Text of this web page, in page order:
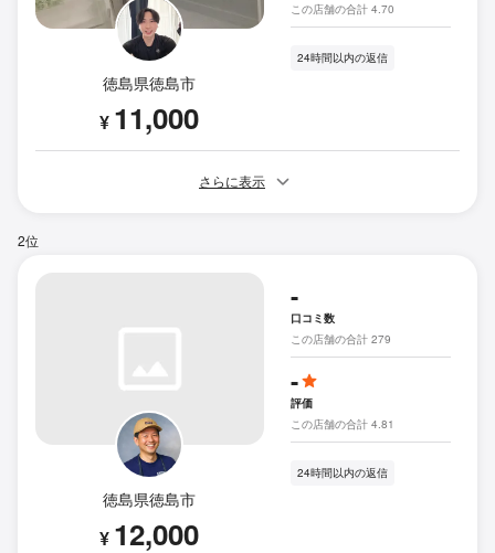
徳島県徳島市
¥ 11,000
この店舗の合計 4.70
24時間以内の返信
さらに表示
2位
徳島県徳島市
¥ 12,000
-
口コミ数
この店舗の合計 279
-
評価
この店舗の合計 4.81
24時間以内の返信